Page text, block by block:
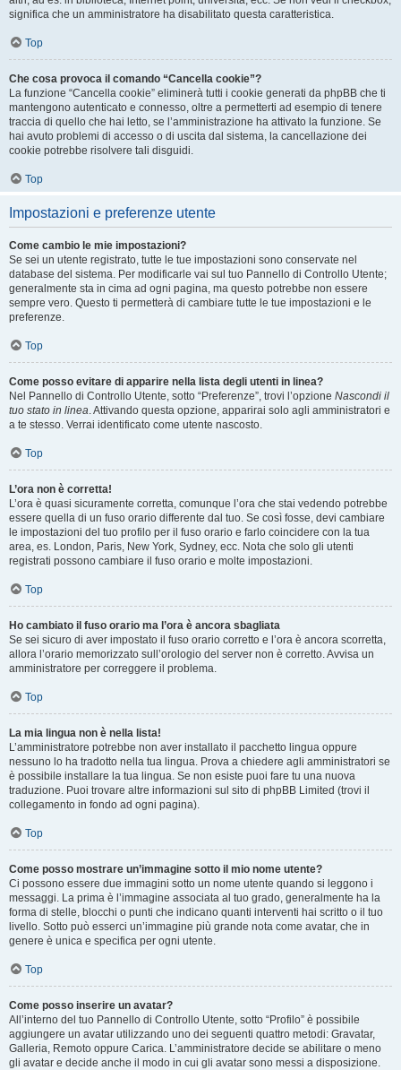
significa che un amministratore ha disabilitato questa caratteristica.
Top
Che cosa provoca il comando “Cancella cookie”?
La funzione “Cancella cookie” eliminerà tutti i cookie generati da phpBB che ti
mantengono autenticato e connesso, oltre a permetterti ad esempio di tenere
traccia di quello che hai letto, se l’amministrazione ha attivato la funzione. Se
hai avuto problemi di accesso o di uscita dal sistema, la cancellazione dei
cookie potrebbe risolvere tali disguidi.
Top
Impostazioni e preferenze utente
Come cambio le mie impostazioni?
Se sei un utente registrato, tutte le tue impostazioni sono conservate nel
database del sistema. Per modificarle vai sul tuo Pannello di Controllo Utente;
generalmente sta in cima ad ogni pagina, ma questo potrebbe non essere
sempre vero. Questo ti permetterà di cambiare tutte le tue impostazioni e le
preferenze.
Top
Come posso evitare di apparire nella lista degli utenti in linea?
Nel Pannello di Controllo Utente, sotto “Preferenze”, trovi l’opzione Nascondi il
tuo stato in linea. Attivando questa opzione, apparirai solo agli amministratori e
a te stesso. Verrai identificato come utente nascosto.
Top
L’ora non è corretta!
L’ora è quasi sicuramente corretta, comunque l’ora che stai vedendo potrebbe
essere quella di un fuso orario differente dal tuo. Se così fosse, devi cambiare
le impostazioni del tuo profilo per il fuso orario e farlo coincidere con la tua
area, es. London, Paris, New York, Sydney, ecc. Nota che solo gli utenti
registrati possono cambiare il fuso orario e molte impostazioni.
Top
Ho cambiato il fuso orario ma l’ora è ancora sbagliata
Se sei sicuro di aver impostato il fuso orario corretto e l’ora è ancora scorretta,
allora l’orario memorizzato sull’orologio del server non è corretto. Avvisa un
amministratore per correggere il problema.
Top
La mia lingua non è nella lista!
L’amministratore potrebbe non aver installato il pacchetto lingua oppure
nessuno lo ha tradotto nella tua lingua. Prova a chiedere agli amministratori se
è possibile installare la tua lingua. Se non esiste puoi fare tu una nuova
traduzione. Puoi trovare altre informazioni sul sito di phpBB Limited (trovi il
collegamento in fondo ad ogni pagina).
Top
Come posso mostrare un’immagine sotto il mio nome utente?
Ci possono essere due immagini sotto un nome utente quando si leggono i
messaggi. La prima è l’immagine associata al tuo grado, generalmente ha la
forma di stelle, blocchi o punti che indicano quanti interventi hai scritto o il tuo
livello. Sotto può esserci un’immagine più grande nota come avatar, che in
genere è unica e specifica per ogni utente.
Top
Come posso inserire un avatar?
All’interno del tuo Pannello di Controllo Utente, sotto “Profilo” è possibile
aggiungere un avatar utilizzando uno dei seguenti quattro metodi: Gravatar,
Galleria, Remoto oppure Carica. L’amministratore decide se abilitare o meno
gli avatar e decide anche il modo in cui gli avatar sono messi a disposizione.